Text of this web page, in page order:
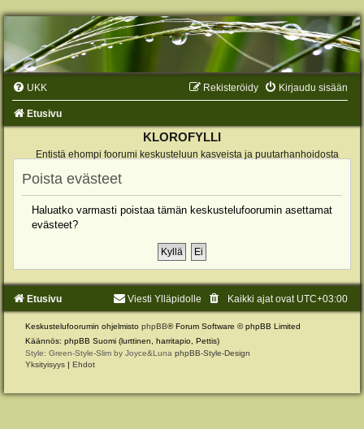
UKK Kirjaudu sisään
Rekisteröidy
Etusivu
KLOROFYLLI
Entistä ehompi foorumi keskusteluun kasveista ja puutarhanhoidosta
Poista evästeet
Haluatko varmasti poistaa tämän keskustelufoorumin asettamat
evästeet?
Etusivu Kaikki ajat ovat UTC+03:00
Viesti Ylläpidolle
Keskustelufoorumin ohjelmisto phpBB® Forum Software © phpBB Limited
Käännös: phpBB Suomi (lurttinen, harritapio, Pettis)
Style: Green-Style-Slim by Joyce&Luna phpBB-Style-Design
Yksityisyys | Ehdot